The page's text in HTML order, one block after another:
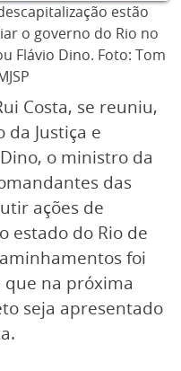
estão
o governo do Rio no
Flávio Dino. Foto: Tom
Costa, se reuniu,
Justiça e
o ministro da
das
ações de
estado do Rio de
foi
na próxima
seja apresentado